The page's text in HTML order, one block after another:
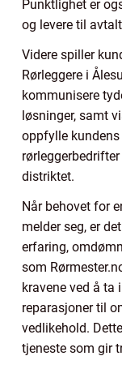
Punktlighet er
og levere til
Videre spiller
Rørleggere i
kommunisere
løsninger, samt
oppfylle
distriktet.
Når behovet for
melder seg, er
erfaring,
som
kravene ved å ta
reparasjoner til
vedlikehold.
tjeneste som gir